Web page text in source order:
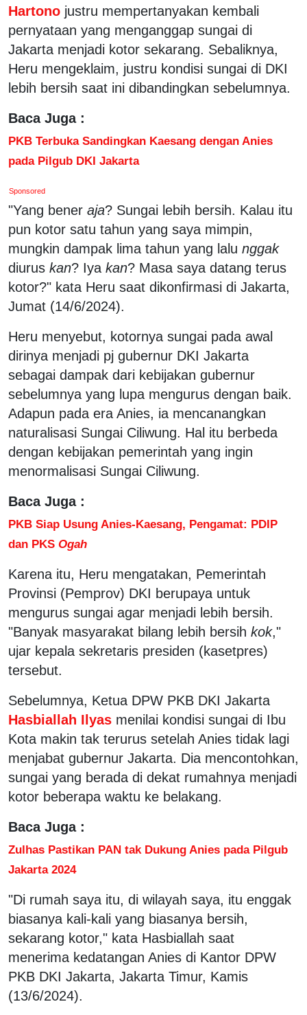
Hartono justru mempertanyakan kembali
pernyataan yang menganggap sungai di
Jakarta menjadi kotor sekarang. Sebaliknya,
Heru mengeklaim, justru kondisi sungai di DKI
lebih bersih saat ini dibandingkan sebelumnya.
Baca Juga :
PKB Terbuka Sandingkan Kaesang dengan Anies
pada Pilgub DKI Jakarta
Sponsored
"Yang bener aja? Sungai lebih bersih. Kalau itu
pun kotor satu tahun yang saya mimpin,
mungkin dampak lima tahun yang lalu nggak
diurus kan? Iya kan? Masa saya datang terus
kotor?" kata Heru saat dikonfirmasi di Jakarta,
Jumat (14/6/2024).
Heru menyebut, kotornya sungai pada awal
dirinya menjadi pj gubernur DKI Jakarta
sebagai dampak dari kebijakan gubernur
sebelumnya yang lupa mengurus dengan baik.
Adapun pada era Anies, ia mencanangkan
naturalisasi Sungai Ciliwung. Hal itu berbeda
dengan kebijakan pemerintah yang ingin
menormalisasi Sungai Ciliwung.
Baca Juga :
PKB Siap Usung Anies-Kaesang, Pengamat: PDIP
dan PKS Ogah
Karena itu, Heru mengatakan, Pemerintah
Provinsi (Pemprov) DKI berupaya untuk
mengurus sungai agar menjadi lebih bersih.
"Banyak masyarakat bilang lebih bersih kok,"
ujar kepala sekretaris presiden (kasetpres)
tersebut.
Sebelumnya, Ketua DPW PKB DKI Jakarta
Hasbiallah Ilyas menilai kondisi sungai di Ibu
Kota makin tak terurus setelah Anies tidak lagi
menjabat gubernur Jakarta. Dia mencontohkan,
sungai yang berada di dekat rumahnya menjadi
kotor beberapa waktu ke belakang.
Baca Juga :
Zulhas Pastikan PAN tak Dukung Anies pada Pilgub
Jakarta 2024
"Di rumah saya itu, di wilayah saya, itu enggak
biasanya kali-kali yang biasanya bersih,
sekarang kotor," kata Hasbiallah saat
menerima kedatangan Anies di Kantor DPW
PKB DKI Jakarta, Jakarta Timur, Kamis
(13/6/2024).